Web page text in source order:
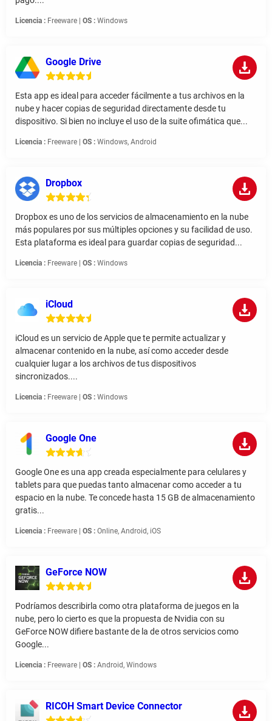
Licencia : Freeware | OS : Windows
Google Drive
Esta app es ideal para acceder fácilmente a tus archivos en la
nube y hacer copias de seguridad directamente desde tu
dispositivo. Si bien no incluye el uso de la suite ofimática que...
Licencia : Freeware | OS : Windows, Android
Dropbox
Dropbox es uno de los servicios de almacenamiento en la nube
más populares por sus múltiples opciones y su facilidad de uso.
Esta plataforma es ideal para guardar copias de seguridad...
Licencia : Freeware | OS : Windows
iCloud
iCloud es un servicio de Apple que te permite actualizar y
almacenar contenido en la nube, así como acceder desde
cualquier lugar a los archivos de tus dispositivos
sincronizados....
Licencia : Freeware | OS : Windows
Google One
Google One es una app creada especialmente para celulares y
tablets para que puedas tanto almacenar como acceder a tu
espacio en la nube. Te concede hasta 15 GB de almacenamiento
gratis...
Licencia : Freeware | OS : Online, Android, iOS
GeForce NOW
Podríamos describirla como otra plataforma de juegos en la
nube, pero lo cierto es que la propuesta de Nvidia con su
GeForce NOW difiere bastante de la de otros servicios como
Google...
Licencia : Freeware | OS : Android, Windows
RICOH Smart Device Connector